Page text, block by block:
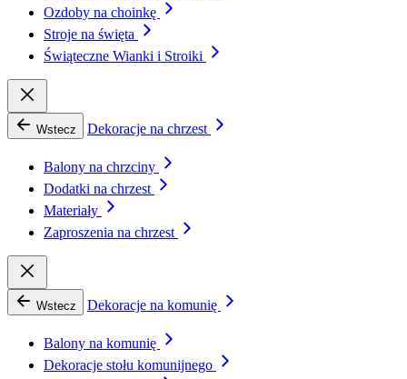
Ozdoby na choinkę
Stroje na święta
Świąteczne Wianki i Stroiki
Wstecz Dekoracje na chrzest
Balony na chrzciny
Dodatki na chrzest
Materiały
Zaproszenia na chrzest
Wstecz Dekoracje na komunię
Balony na komunię
Dekoracje stołu komunijnego